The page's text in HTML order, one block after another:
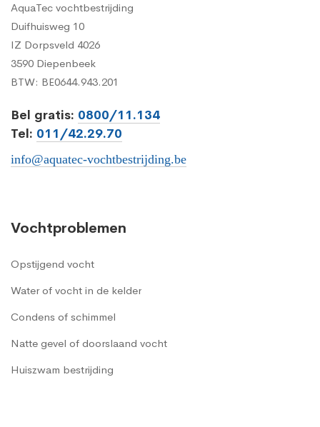
AquaTec vochtbestrijding
Duifhuisweg 10
IZ Dorpsveld 4026
3590 Diepenbeek
BTW: BE0644.943.201
Bel gratis: 0800/11.134
Tel: 011/42.29.70
info@aquatec-vochtbestrijding.be
Vochtproblemen
Opstijgend vocht
Water of vocht in de kelder
Condens of schimmel
Natte gevel of doorslaand vocht
Huiszwam bestrijding